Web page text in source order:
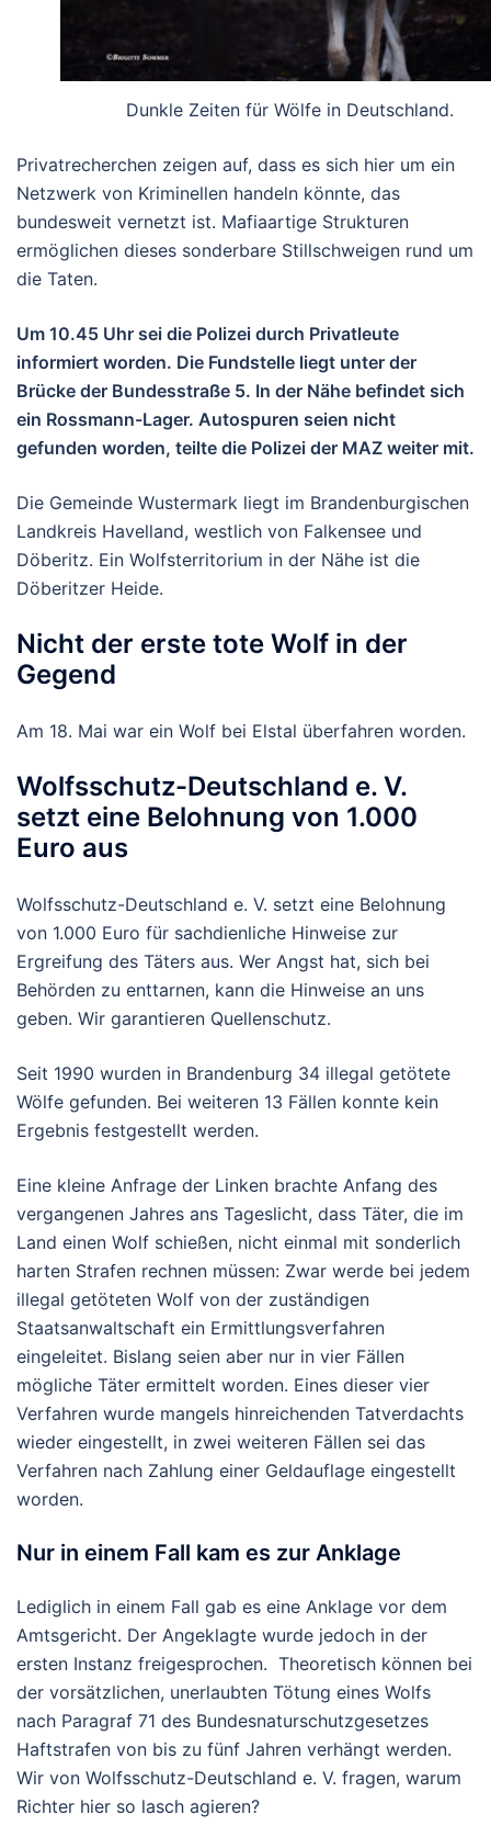
Dunkle Zeiten für Wölfe in Deutschland.
Privatrecherchen zeigen auf, dass es sich hier um ein
Netzwerk von Kriminellen handeln könnte, das
bundesweit vernetzt ist. Mafiaartige Strukturen
ermöglichen dieses sonderbare Stillschweigen rund um
die Taten.
Um 10.45 Uhr sei die Polizei durch Privatleute
informiert worden. Die Fundstelle liegt unter der
Brücke der Bundesstraße 5. In der Nähe befindet sich
ein Rossmann-Lager. Autospuren seien nicht
gefunden worden, teilte die Polizei der MAZ weiter mit.
Die Gemeinde Wustermark liegt im Brandenburgischen
Landkreis Havelland, westlich von Falkensee und
Döberitz. Ein Wolfsterritorium in der Nähe ist die
Döberitzer Heide.
Nicht der erste tote Wolf in der
Gegend
Am 18. Mai war ein Wolf bei Elstal überfahren worden.
Wolfsschutz-Deutschland e. V.
setzt eine Belohnung von 1.000
Euro aus
Wolfsschutz-Deutschland e. V. setzt eine Belohnung
von 1.000 Euro für sachdienliche Hinweise zur
Ergreifung des Täters aus. Wer Angst hat, sich bei
Behörden zu enttarnen, kann die Hinweise an uns
geben. Wir garantieren Quellenschutz.
Seit 1990 wurden in Brandenburg 34 illegal getötete
Wölfe gefunden. Bei weiteren 13 Fällen konnte kein
Ergebnis festgestellt werden.
Eine kleine Anfrage der Linken brachte Anfang des
vergangenen Jahres ans Tageslicht, dass Täter, die im
Land einen Wolf schießen, nicht einmal mit sonderlich
harten Strafen rechnen müssen: Zwar werde bei jedem
illegal getöteten Wolf von der zuständigen
Staatsanwaltschaft ein Ermittlungsverfahren
eingeleitet. Bislang seien aber nur in vier Fällen
mögliche Täter ermittelt worden. Eines dieser vier
Verfahren wurde mangels hinreichenden Tatverdachts
wieder eingestellt, in zwei weiteren Fällen sei das
Verfahren nach Zahlung einer Geldauflage eingestellt
worden.
Nur in einem Fall kam es zur Anklage
Lediglich in einem Fall gab es eine Anklage vor dem
Amtsgericht. Der Angeklagte wurde jedoch in der
ersten Instanz freigesprochen. Theoretisch können bei
der vorsätzlichen, unerlaubten Tötung eines Wolfs
nach Paragraf 71 des Bundesnaturschutzgesetzes
Haftstrafen von bis zu fünf Jahren verhängt werden.
Wir von Wolfsschutz-Deutschland e. V. fragen, warum
Richter hier so lasch agieren?